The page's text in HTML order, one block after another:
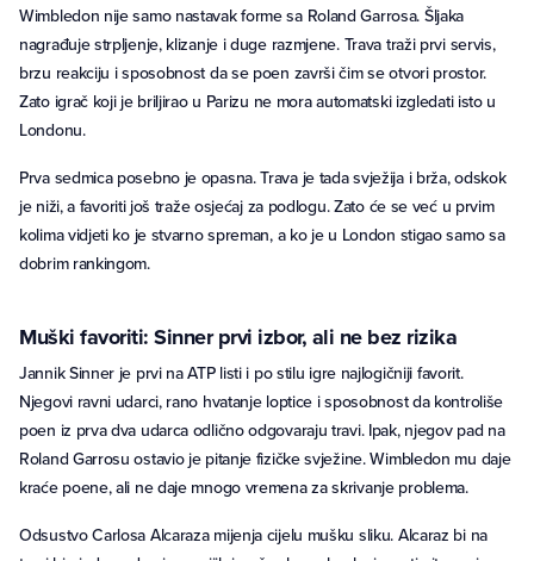
Wimbledon nije samo nastavak forme sa Roland Garrosa. Šljaka
nagrađuje strpljenje, klizanje i duge razmjene. Trava traži prvi servis,
brzu reakciju i sposobnost da se poen završi čim se otvori prostor.
Zato igrač koji je briljirao u Parizu ne mora automatski izgledati isto u
Londonu.
Prva sedmica posebno je opasna. Trava je tada svježija i brža, odskok
je niži, a favoriti još traže osjećaj za podlogu. Zato će se već u prvim
kolima vidjeti ko je stvarno spreman, a ko je u London stigao samo sa
dobrim rankingom.
Muški favoriti: Sinner prvi izbor, ali ne bez rizika
Jannik Sinner je prvi na ATP listi i po stilu igre najlogičniji favorit.
Njegovi ravni udarci, rano hvatanje loptice i sposobnost da kontroliše
poen iz prva dva udarca odlično odgovaraju travi. Ipak, njegov pad na
Roland Garrosu ostavio je pitanje fizičke svježine. Wimbledon mu daje
kraće poene, ali ne daje mnogo vremena za skrivanje problema.
Odsustvo Carlosa Alcaraza mijenja cijelu mušku sliku. Alcaraz bi na